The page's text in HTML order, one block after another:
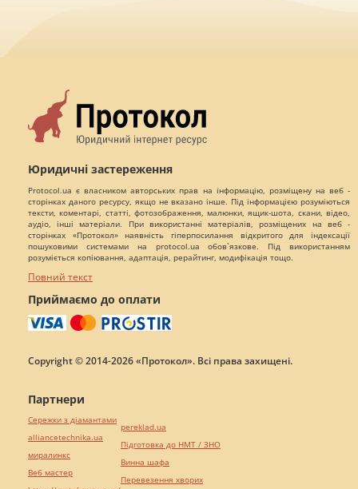
Юридичні застереження
Protocol.ua є власником авторських прав на інформацію, розміщену на веб -
сторінках даного ресурсу, якщо не вказано інше. Під інформацією розуміються
тексти, коментарі, статті, фотозображення, малюнки, ящик-шота, скани, відео,
аудіо, інші матеріали. При використанні матеріалів, розміщених на веб -
сторінках «Протокол» наявність гіперпосилання відкритого для індексації
пошуковими системами на protocol.ua обов`язкове. Під використанням
розуміється копіювання, адаптація, рерайтинг, модифікація тощо.
Повний текст
Приймаємо до оплати
Copyright © 2014-2026 «Протокол». Всі права захищені.
Партнери
Сережки з діамантами
alliancetechnika.ua
миралинкс
Веб мастер
pereklad.ua
Підготовка до НМТ / ЗНО
Винна шафа
Перевезення хворих